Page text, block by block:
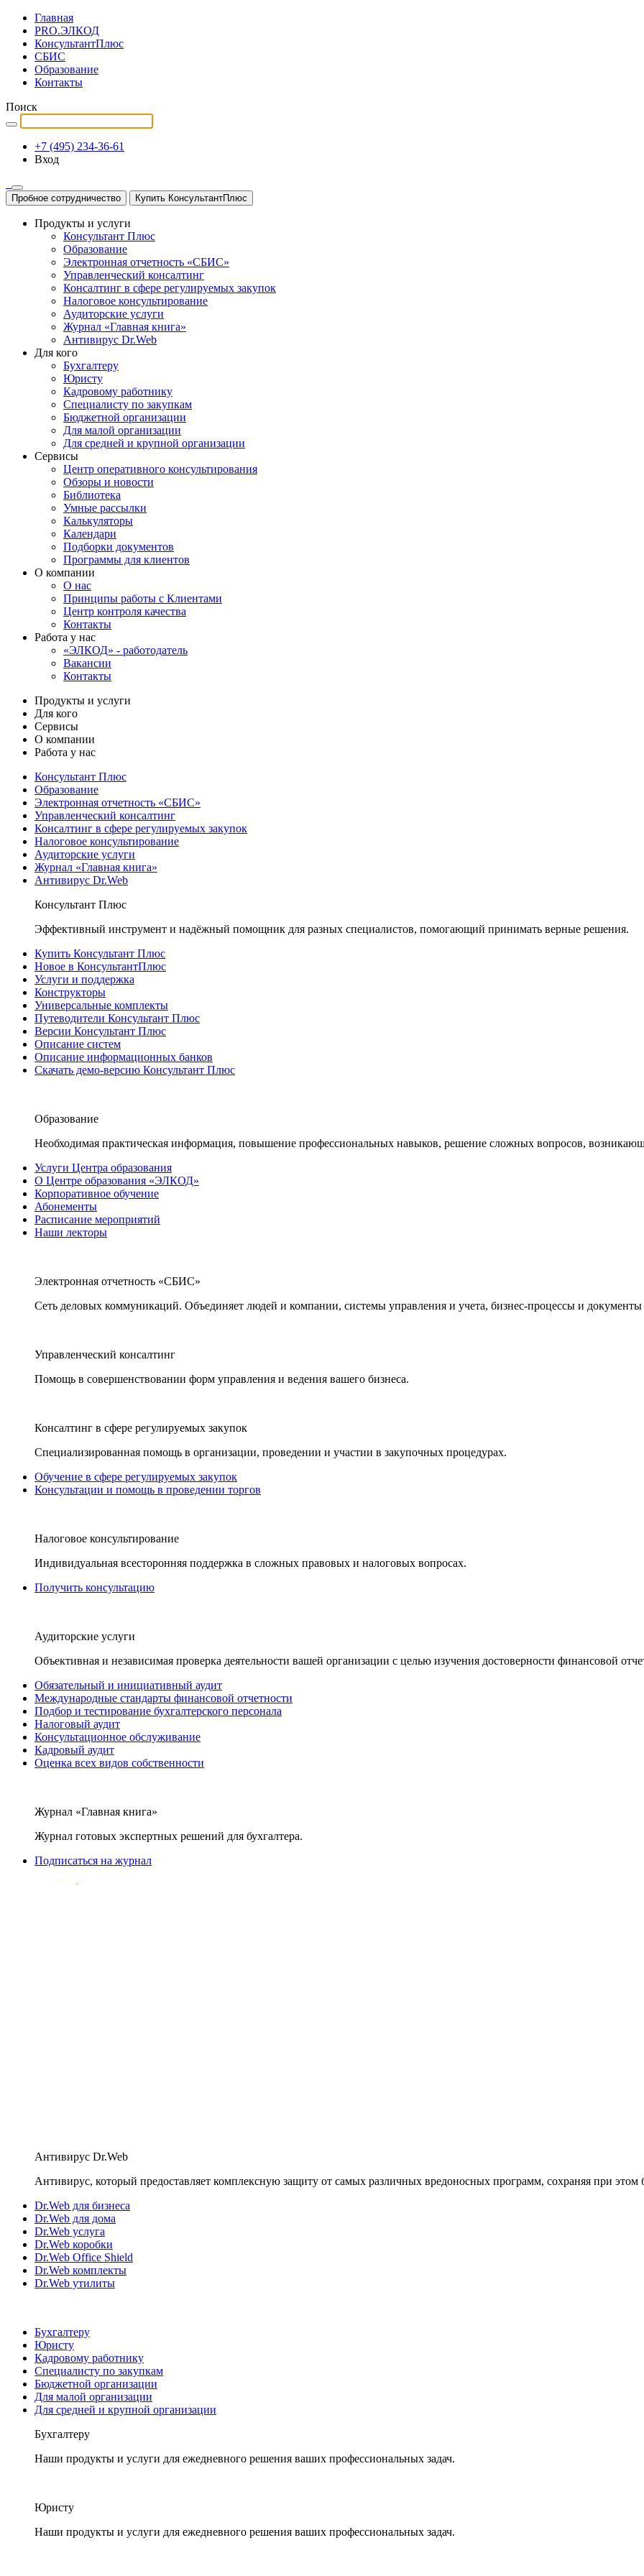
Главная
PRO.ЭЛКОД
КонсультантПлюс
СБИС
Образование
Контакты
Поиск
+7 (495) 234-36-61
Вход
Пробное сотрудничество Купить КонсультантПлюс
Продукты и услуги
Консультант Плюс
Образование
Электронная отчетность «СБИС»
Управленческий консалтинг
Консалтинг в сфере регулируемых закупок
Налоговое консультирование
Аудиторские услуги
Журнал «Главная книга»
Антивирус Dr.Web
Для кого
Бухгалтеру
Юристу
Кадровому работнику
Специалисту по закупкам
Бюджетной организации
Для малой организации
Для средней и крупной организации
Сервисы
Центр оперативного консультирования
Обзоры и новости
Библиотека
Умные рассылки
Калькуляторы
Календари
Подборки документов
Программы для клиентов
О компании
О нас
Принципы работы с Клиентами
Центр контроля качества
Контакты
Работа у нас
«ЭЛКОД» - работодатель
Вакансии
Контакты
Продукты и услуги
Для кого
Сервисы
О компании
Работа у нас
Консультант Плюс
Образование
Электронная отчетность «СБИС»
Управленческий консалтинг
Консалтинг в сфере регулируемых закупок
Налоговое консультирование
Аудиторские услуги
Журнал «Главная книга»
Антивирус Dr.Web
Консультант Плюс
Эффективный инструмент и надёжный помощник для разных специалистов, помогающий принимать верные решения.
Купить Консультант Плюс
Новое в КонсультантПлюс
Услуги и поддержка
Конструкторы
Универсальные комплекты
Путеводители Консультант Плюс
Версии Консультант Плюс
Описание систем
Описание информационных банков
Скачать демо-версию Консультант Плюс
Образование
Необходимая практическая информация, повышение профессиональных навыков, решение сложных вопросов,
Услуги Центра образования
О Центре образования «ЭЛКОД»
Корпоративное обучение
Абонементы
Расписание мероприятий
Наши лекторы
Электронная отчетность «СБИС»
Сеть деловых коммуникаций. Объединяет людей и компании, системы управления и учета, бизнес-процессы и документы
Управленческий консалтинг
Помощь в совершенствовании форм управления и ведения вашего бизнеса.
Консалтинг в сфере регулируемых закупок
Специализированная помощь в организации, проведении и участии в закупочных процедурах.
Обучение в сфере регулируемых закупок
Консультации и помощь в проведении торгов
Налоговое консультирование
Индивидуальная всесторонняя поддержка в сложных правовых и налоговых вопросах.
Получить консультацию
Аудиторские услуги
Объективная и независимая проверка деятельности вашей организации с целью изучения достоверности финансовой
Обязательный и инициативный аудит
Международные стандарты финансовой отчетности
Подбор и тестирование бухгалтерского персонала
Налоговый аудит
Консультационное обслуживание
Кадровый аудит
Оценка всех видов собственности
Журнал «Главная книга»
Журнал готовых экспертных решений для бухгалтера.
Подписаться на журнал
Антивирус Dr.Web
Антивирус, который предоставляет комплексную защиту от самых различных вредоносных программ, сохраняя при этом
Dr.Web для бизнеса
Dr.Web для дома
Dr.Web услуга
Dr.Web коробки
Dr.Web Office Shield
Dr.Web комплекты
Dr.Web утилиты
Бухгалтеру
Юристу
Кадровому работнику
Специалисту по закупкам
Бюджетной организации
Для малой организации
Для средней и крупной организации
Бухгалтеру
Наши продукты и услуги для ежедневного решения ваших профессиональных задач.
Юристу
Наши продукты и услуги для ежедневного решения ваших профессиональных задач.